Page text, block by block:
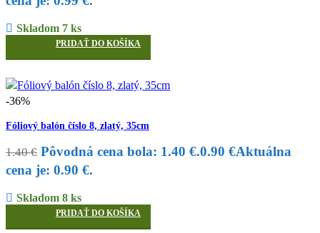
Skladom 7 ks
PRIDAŤ DO KOŠÍKA
-36%
Fóliový balón číslo 8, zlatý, 35cm
1.40€ Pôvodná cena bola: 1.40 €.0.90 €Aktuálna
cena je: 0.90 €.
Skladom 8 ks
PRIDAŤ DO KOŠÍKA